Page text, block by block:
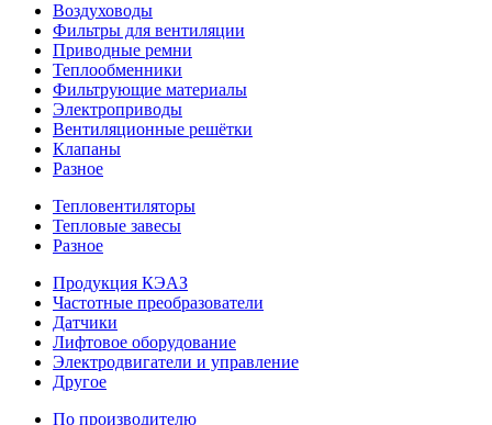
Воздуховоды
Фильтры для вентиляции
Приводные ремни
Теплообменники
Фильтрующие материалы
Электроприводы
Вентиляционные решётки
Клапаны
Разное
Тепловентиляторы
Тепловые завесы
Разное
Продукция КЭАЗ
Частотные преобразователи
Датчики
Лифтовое оборудование
Электродвигатели и управление
Другое
По производителю